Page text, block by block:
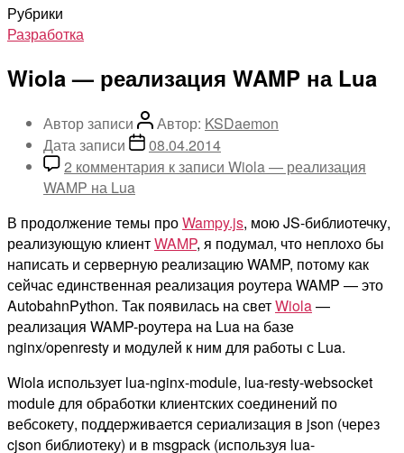
Рубрики
Разработка
Wiola — реализация WAMP на Lua
Автор записи Автор: KSDaemon
Дата записи
08.04.2014
2 комментария к записи Wiola — реализация
WAMP на Lua
В продолжение темы проWampy.js, мою JS-библиотечку,
реализующую клиентWAMP, я подумал, что неплохо бы
написать и серверную реализацию WAMP, потому как
сейчас единственная реализация роутера WAMP — это
AutobahnPython. Так появилась на светWiola—
реализация WAMP-роутера на Lua на базе
nginx/openresty и модулей к ним для работы с Lua.
Wiola использует lua-nginx-module, lua-resty-websocket
module для обработки клиентских соединений по
вебсокету, поддерживается сериализация в json (через
cjson библиотеку) и в msgpack (используя lua-